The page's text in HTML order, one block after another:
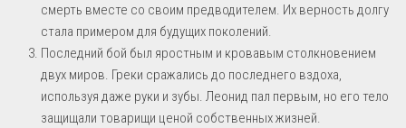
смерть вместе со своим предводителем. Их верность долгу
стала примером для будущих поколений.
Последний бой был яростным и кровавым столкновением
двух миров. Греки сражались до последнего вздоха,
используя даже руки и зубы. Леонид пал первым, но его тело
защищали товарищи ценой собственных жизней.